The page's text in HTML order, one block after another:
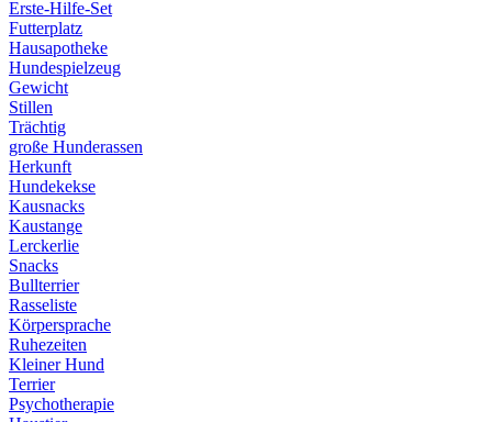
Erste-Hilfe-Set
Futterplatz
Hausapotheke
Hundespielzeug
Gewicht
Stillen
Trächtig
große Hunderassen
Herkunft
Hundekekse
Kausnacks
Kaustange
Lerckerlie
Snacks
Bullterrier
Rasseliste
Körpersprache
Ruhezeiten
Kleiner Hund
Terrier
Psychotherapie